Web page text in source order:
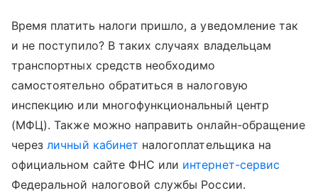
Время платить налоги пришло, а уведомление так
и не поступило? В таких случаях владельцам
транспортных средств необходимо
самостоятельно обратиться в налоговую
инспекцию или многофункциональный центр
(МФЦ). Также можно направить онлайн-обращение
черезличный кабинет налогоплательщика на
официальном сайте ФНС или интернет-сервис
Федеральной налоговой службы России.